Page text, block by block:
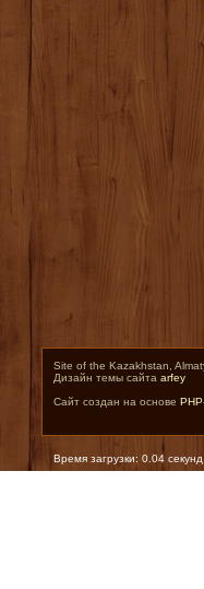
Site of the Kazakhstan,
Дизайн темы сайта arfey
Сайт создан на основе
Время загрузки: 0.04 секунд